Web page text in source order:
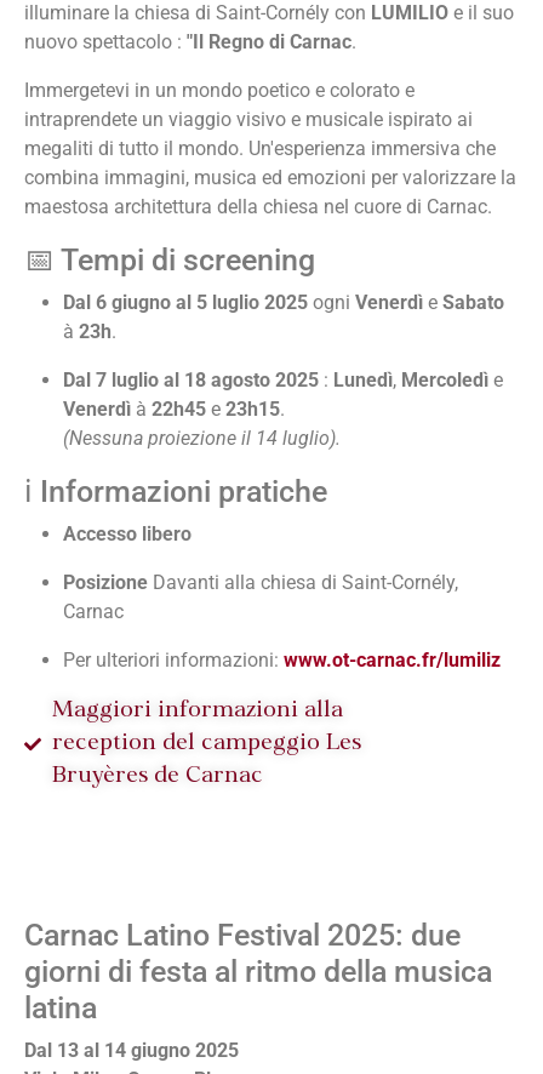
illuminare la chiesa di Saint-Cornély con LUMILIO e il suo
nuovo spettacolo : "Il Regno di Carnac.
Immergetevi in un mondo poetico e colorato e
intraprendete un viaggio visivo e musicale ispirato ai
megaliti di tutto il mondo. Un'esperienza immersiva che
combina immagini, musica ed emozioni per valorizzare la
maestosa architettura della chiesa nel cuore di Carnac.
📅 Tempi di screening
Dal 6 giugno al 5 luglio 2025 ogni Venerdì e Sabato
à 23h.
Dal 7 luglio al 18 agosto 2025 : Lunedì, Mercoledì e
Venerdì à 22h45 e 23h15.
(Nessuna proiezione il 14 luglio).
ℹ️ Informazioni pratiche
Accesso libero
Posizione Davanti alla chiesa di Saint-Cornély,
Carnac
Per ulteriori informazioni: www.ot-carnac.fr/lumiliz
Maggiori informazioni alla
reception del campeggio Les
Bruyères de Carnac
Carnac Latino Festival 2025: due
giorni di festa al ritmo della musica
latina
Dal 13 al 14 giugno 2025